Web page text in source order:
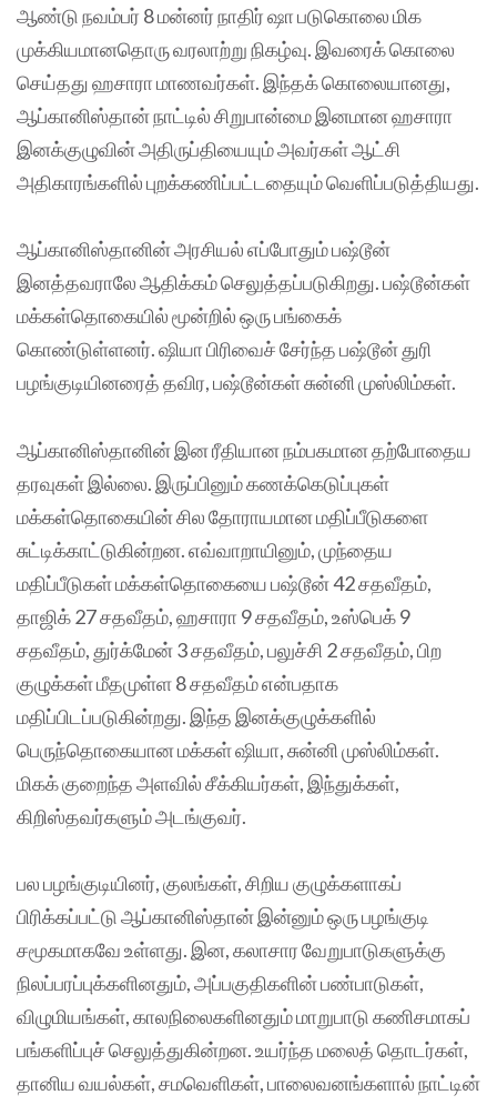
ஆண்டு நவம்பர் 8 மன்னர் நாதிர் ஷா படுகொலை மிக
முக்கியமானதொரு வரலாற்று நிகழ்வு. இவரைக் கொலை
செய்தது ஹசாரா மாணவர்கள். இந்தக் கொலையானது,
ஆப்கானிஸ்தான் நாட்டில் சிறுபான்மை இனமான ஹசாரா
இனக்குழுவின் அதிருப்தியையும் அவர்கள் ஆட்சி
அதிகாரங்களில் புறக்கணிப்பட்டதையும் வெளிப்படுத்தியது.
ஆப்கானிஸ்தானின் அரசியல் எப்போதும் பஷ்டூன்
இனத்தவராலே ஆதிக்கம் செலுத்தப்படுகிறது. பஷ்டூன்கள்
மக்கள்தொகையில் மூன்றில் ஒரு பங்கைக்
கொண்டுள்ளனர். ஷியா பிரிவைச் சேர்ந்த பஷ்டூன் துரி
பழங்குடியினரைத் தவிர, பஷ்டூன்கள் சுன்னி முஸ்லிம்கள்.
ஆப்கானிஸ்தானின் இன ரீதியான நம்பகமான தற்போதைய
தரவுகள் இல்லை. இருப்பினும் கணக்கெடுப்புகள்
மக்கள்தொகையின் சில தோராயமான மதிப்பீடுகளை
சுட்டிக்காட்டுகின்றன. எவ்வாறாயினும், முந்தைய
மதிப்பீடுகள் மக்கள்தொகையை பஷ்டூன் 42 சதவீதம்,
தாஜிக் 27 சதவீதம், ஹசாரா 9 சதவீதம், உஸ்பெக் 9
சதவீதம், துர்க்மேன் 3 சதவீதம், பலுச்சி 2 சதவீதம், பிற
குழுக்கள் மீதமுள்ள 8 சதவீதம் என்பதாக
மதிப்பிடப்படுகின்றது. இந்த இனக்குழுக்களில்
பெருந்தொகையான மக்கள் ஷியா, சுன்னி முஸ்லிம்கள்.
மிகக் குறைந்த அளவில் சீக்கியர்கள், இந்துக்கள்,
கிறிஸ்தவர்களும் அடங்குவர்.
பல பழங்குடியினர், குலங்கள், சிறிய குழுக்களாகப்
பிரிக்கப்பட்டு ஆப்கானிஸ்தான் இன்னும் ஒரு பழங்குடி
சமூகமாகவே உள்ளது. இன, கலாசார வேறுபாடுகளுக்கு
நிலப்பரப்புக்களினதும், அப்பகுதிகளின் பண்பாடுகள்,
விழுமியங்கள், காலநிலைகளினதும் மாறுபாடு கணிசமாகப்
பங்களிப்புச் செலுத்துகின்றன. உயர்ந்த மலைத் தொடர்கள்,
தானிய வயல்கள், சமவெளிகள், பாலைவனங்களால் நாட்டின்